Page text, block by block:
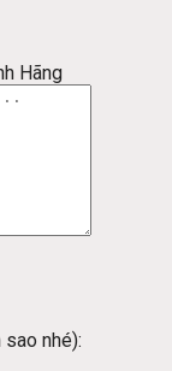
Hãng
nhé):